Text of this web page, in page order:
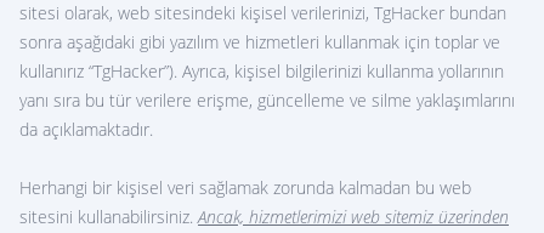
TELEGRAM KANALINI HACKLE
Grup sohbeti hack uygulaması
Tarifeler
Ortaklık Programı
Hakkımızda
sitesi olarak, web sitesindeki kişisel verilerinizi, TgHacker bundan
sonra aşağıdaki gibi yazılım ve hizmetleri kullanmak için toplar ve
kullanırız “TgHacker”). Ayrıca, kişisel bilgilerinizi kullanma yollarının
yanı sıra bu tür verilere erişme, güncelleme ve silme yaklaşımlarını
da açıklamaktadır.
Herhangi bir kişisel veri sağlamak zorunda kalmadan bu web
sitesini kullanabilirsiniz.Ancak, hizmetlerimizi web sitemiz üzerinden